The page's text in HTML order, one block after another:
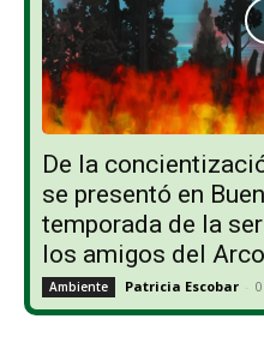
De la
se presentó en
temporada de la
los amigos del
Ambiente Patricia Escobar -